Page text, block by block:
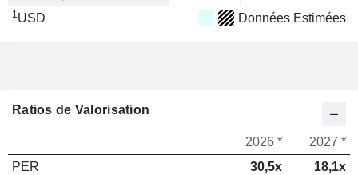
1USD Données Estimées
Ratios de Valorisation
2026 *
2027 *
PER
30,5x 18,1x